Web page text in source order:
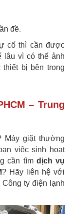
đề.
cố thì cần được
lâu vì có thể ảnh
bị bên trong
– Trung
Máy giặt thường
việc sinh hoạt
cần tìm dịch vụ
? Hãy liên hệ với
ty điện lạnh